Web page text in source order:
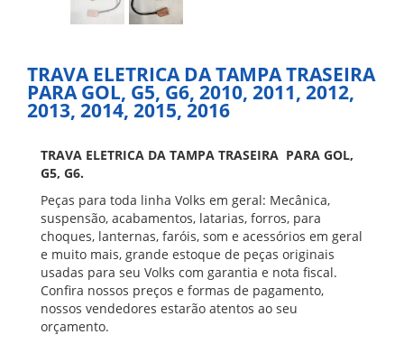
TRAVA ELETRICA DA TAMPA TRASEIRA
PARA GOL, G5, G6, 2010, 2011, 2012,
2013, 2014, 2015, 2016
TRAVA ELETRICA DA TAMPA TRASEIRA PARA GOL,
G5, G6.
Peças para toda linha Volks em geral: Mecânica,
suspensão, acabamentos, latarias, forros, para
choques, lanternas, faróis, som e acessórios em geral
e muito mais, grande estoque de peças originais
usadas para seu Volks com garantia e nota fiscal.
Confira nossos preços e formas de pagamento,
nossos vendedores estarão atentos ao seu
orçamento.